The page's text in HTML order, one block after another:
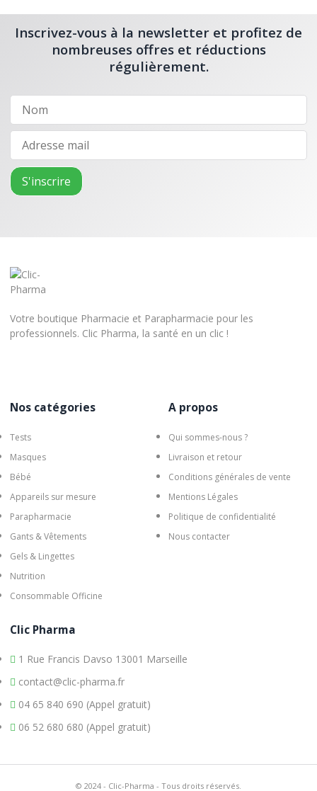
Inscrivez-vous à la newsletter et profitez de
nombreuses offres et réductions
régulièrement.
Votre boutique Pharmacie et Parapharmacie pour les
professionnels. Clic Pharma, la santé en un clic !
Nos catégories
Tests
Masques
Bébé
Appareils sur mesure
Parapharmacie
Gants & Vêtements
Gels & Lingettes
Nutrition
Consommable Officine
A propos
Qui sommes-nous ?
Livraison et retour
Conditions générales de vente
Mentions Légales
Politique de confidentialité
Nous contacter
Clic Pharma
1 Rue Francis Davso 13001 Marseille
contact@clic-pharma.fr
04 65 840 690 (Appel gratuit)
06 52 680 680 (Appel gratuit)
© 2024 - Clic-Pharma - Tous droits réservés.